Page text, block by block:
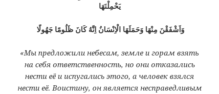
يَحْمِلْنَهَا
وَاَشْفَقْنَ مِنْهَا وَحَمَلَهَا الْاِنْسَانُ اِنَّهُ كَانَ ظَلُومًا جَهُولًا
«Мы предложили небесам, земле и горам взять
на себя ответственность, но они отказались
нести её и испугались этого, а человек взялся
нести её. Воистину, он является несправедливым